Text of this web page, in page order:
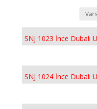
SNJ 1023 İnce Dubalı
SNJ 1024 İnce Dubalı